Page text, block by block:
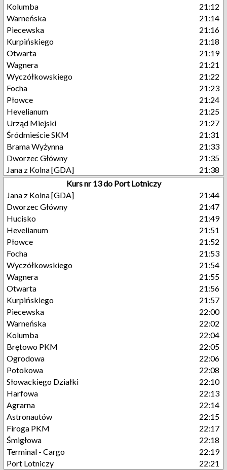
Kolumba
21:12
Warneńska
21:14
Piecewska
21:16
Kurpińskiego
21:18
Otwarta
21:19
Wagnera
21:21
Wyczółkowskiego
21:22
Focha
21:23
Płowce
21:24
Hevelianum
21:25
Urząd Miejski
21:27
Śródmieście SKM
21:31
Brama Wyżynna
21:33
Dworzec Główny
21:35
Jana z Kolna [GDA]
21:38
Kurs nr 13 do Port Lotniczy
Jana z Kolna [GDA]
21:44
Dworzec Główny
21:47
Hucisko
21:49
Hevelianum
21:51
Płowce
21:52
Focha
21:53
Wyczółkowskiego
21:54
Wagnera
21:55
Otwarta
21:56
Kurpińskiego
21:57
Piecewska
22:00
Warneńska
22:02
Kolumba
22:04
Brętowo PKM
22:05
Ogrodowa
22:06
Potokowa
22:08
Słowackiego Działki
22:10
Harfowa
22:13
Agrarna
22:14
Astronautów
22:15
Firoga PKM
22:17
Śmigłowa
22:18
Terminal - Cargo
22:19
Port Lotniczy
22:21